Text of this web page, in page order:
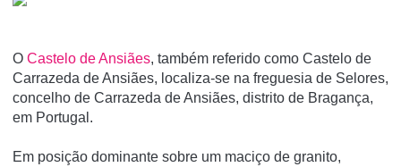
O Castelo de Ansiães, também referido como Castelo de
Carrazeda de Ansiães, localiza-se na freguesia de Selores,
concelho de Carrazeda de Ansiães, distrito de Bragança,
em Portugal.
Em posição dominante sobre um maciço de granito,